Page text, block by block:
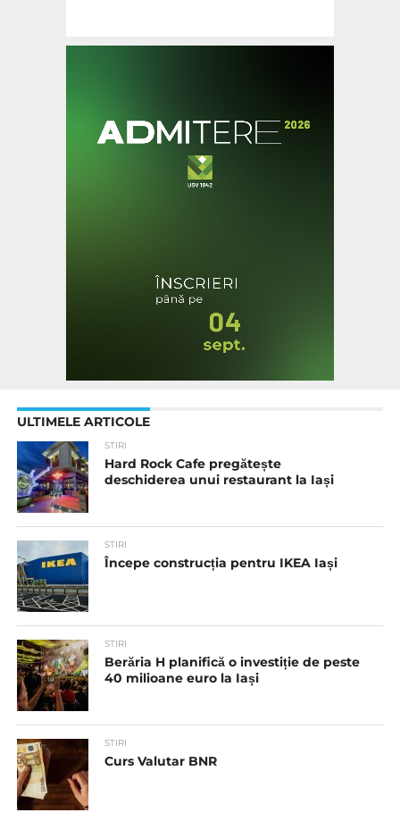
ULTIMELE ARTICOLE
STIRI
Hard Rock Cafe pregătește
deschiderea unui restaurant la Iași
STIRI
Începe construcția pentru IKEA Iași
STIRI
Berăria H planifică o investiție de peste
40 milioane euro la Iași
STIRI
Curs Valutar BNR